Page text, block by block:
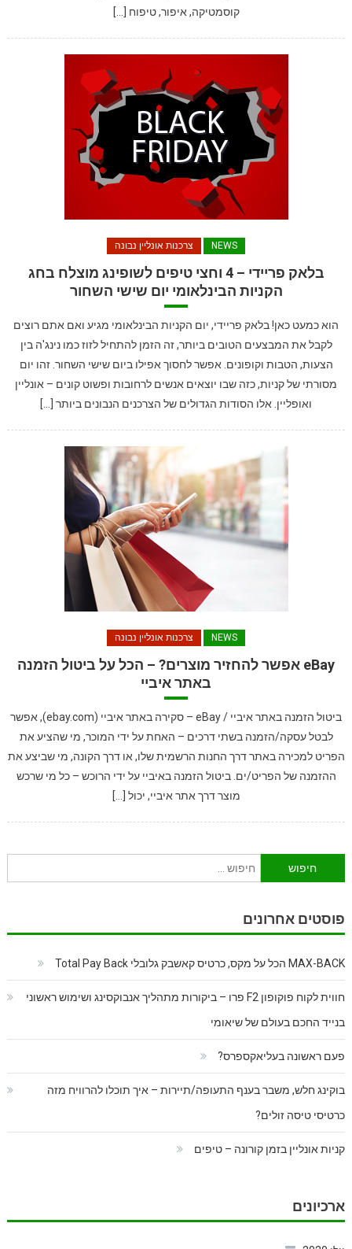
קוסמטיקה, איפור, טיפוח […]
NEWS צרכנות אונליין נבונה
בלאק פריידי – 4 וחצי טיפים לשופינג מוצלח בחג
הקניות הבינלאומי יום שישי השחור
הוא כמעט כאן! בלאק פריידי, יום הקניות הבינלאומי מגיע ואם אתם רוצים
לקבל את המבצעים הטובים ביותר, זה הזמן להתחיל לזוז כמו נינג'ה בין
הצעות, הטבות וקופונים. אפשר לחסוך אפילו ביום שישי השחור. זהו יום
מסורתי של קניות, כזה שבו יוצאים אנשים לרחובות ופשוט קונים – אונליין
ואופליין. אלו הסודות הגדולים של הצרכנים הנבונים ביותר […]
NEWS צרכנות אונליין נבונה
eBay אפשר להחזיר מוצרים? – הכל על ביטול הזמנה
באתר איביי
ביטול הזמנה באתר איביי / eBay – סקירה באתר איביי (ebay.com), אפשר
לבטל עסקה/הזמנה בשתי דרכים – האחת על ידי המוכר, מי שהציע את
הפריט למכירה באתר דרך החנות הרשמית שלו, או דרך הקונה, מי שביצע את
ההזמנה של הפריט/ים. ביטול הזמנה באיביי על ידי הרוכש – כל מי שרכש
מוצר דרך אתר איביי, יכול […]
חיפוש:
פוסטים אחרונים
MAX-BACK הכל על מקס, כרטיס קאשבק גלובלי Total Pay Back
חווית לקוח פוקופון F2 פרו – ביקורות מתהליך אנבוקסינג ושימוש ראשוני
בנייד החכם בעולם של שיאומי
פעם ראשונה בעליאקספרס?
בוקינג חלש, משבר בענף התעופה/תיירות – איך תוכלו להרוויח מזה
כרטיסי טיסה זולים?
קניות אונליין בזמן קורונה – טיפים
ארכיונים